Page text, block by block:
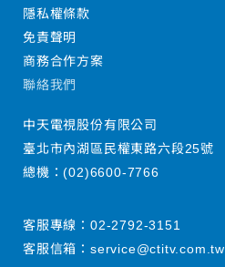
隱私權條款
免責聲明
商務合作方案
聯絡我們
中天電視股份有限公司
臺北市內湖區民權東路六段25號
總機：(02)6600-7766
客服專線： 02-2792-3151
客服信箱： service@ctitv.com.tw